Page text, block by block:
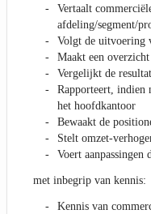
Vertaalt
afdeling/segment/
Volgt de uitvoering
Maakt een
Vergelijkt de
Rapporteert, indien
het hoofdkantoor
Bewaakt de
Stelt omzet-
Voert
met inbegrip van kennis:
Kennis van